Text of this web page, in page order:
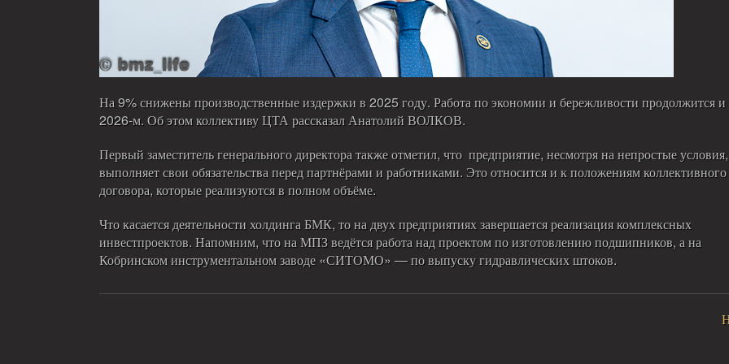
На 9% снижены производственные издержки в 2025 году. Работа по экономии и бережливости продолжится и
2026-м. Об этом коллективу ЦТА рассказал Анатолий ВОЛКОВ.
Первый заместитель генерального директора также отметил, что предприятие, несмотря на непростые условия,
выполняет свои обязательства перед партнёрами и работниками. Это относится и к положениям коллективного
договора, которые реализуются в полном объёме.
Что касается деятельности холдинга БМК, то на двух предприятиях завершается реализация комплексных
инвестпроектов. Напомним, что на МПЗ ведётся работа над проектом по изготовлению подшипников, а на
Кобринском инструментальном заводе «СИТОМО» — по выпуску гидравлических штоков.